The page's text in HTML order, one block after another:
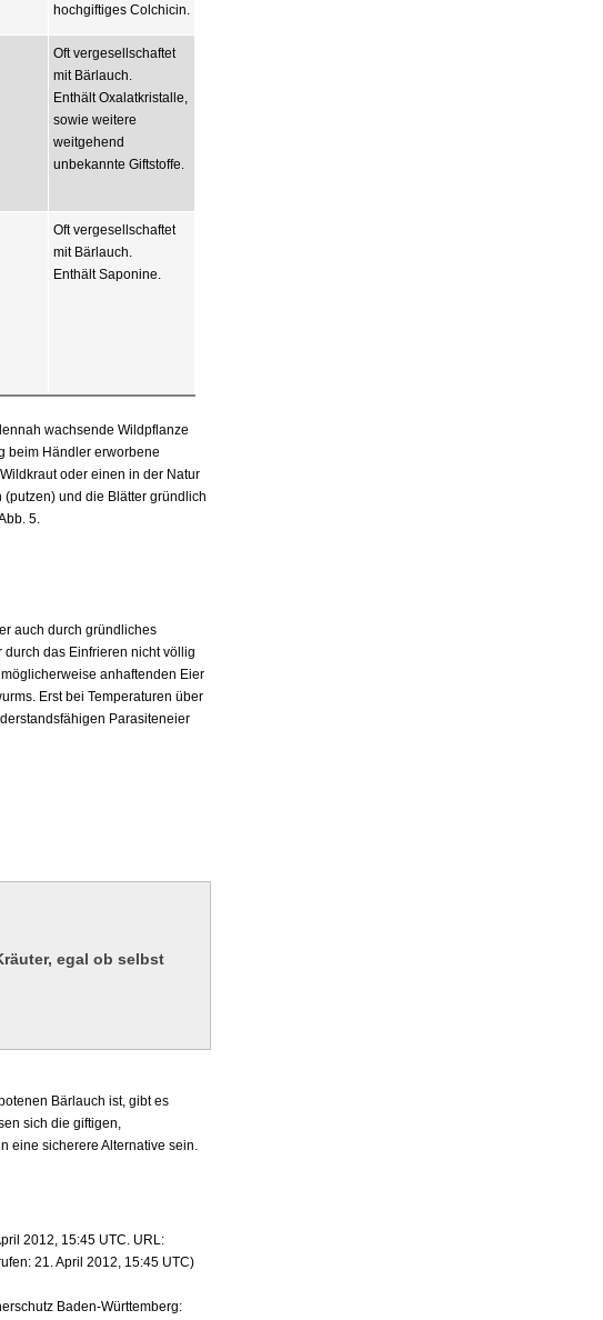
hochgiftiges Colchicin.
Oft vergesellschaftet
mit Bärlauch.
Enthält Oxalatkristalle,
sowie weitere
weitgehend
unbekannte Giftstoffe.
Oft vergesellschaftet
mit Bärlauch.
Enthält Saponine.
wachsende Wildpflanze
beim Händler erworbene
oder einen in der Natur
und die Blätter gründlich
5.
auch durch gründliches
durch das Einfrieren nicht völlig
anhaftenden Eier
Erst bei Temperaturen über
Parasiteneier
egal ob selbst
Bärlauch ist, gibt es
sich die giftigen,
eine sicherere Alternative sein.
2012, 15:45 UTC. URL:
21. April 2012, 15:45 UTC)
Baden-Württemberg: